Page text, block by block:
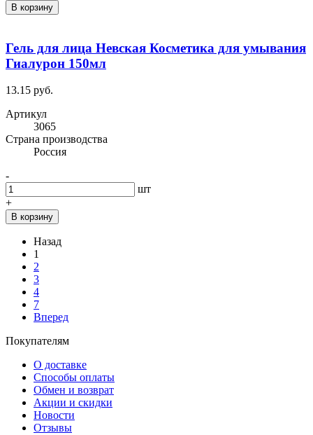
В корзину
Гель для лица Невская Косметика для умывания
Гиалурон 150мл
13.15 руб.
Артикул
3065
Cтрана производства
Россия
-
шт
+
В корзину
Назад
1
2
3
4
7
Вперед
Покупателям
О доставке
Способы оплаты
Обмен и возврат
Акции и скидки
Новости
Отзывы